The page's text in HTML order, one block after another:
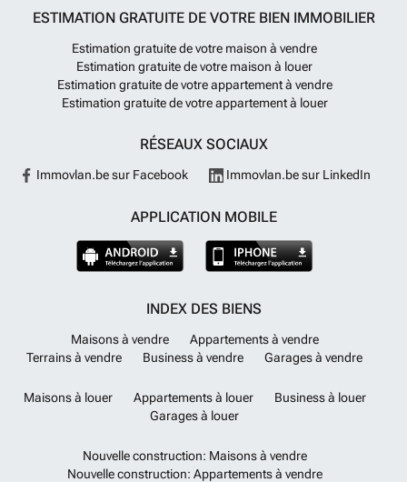
ESTIMATION GRATUITE DE VOTRE BIEN IMMOBILIER
Estimation gratuite de votre maison à vendre
Estimation gratuite de votre maison à louer
Estimation gratuite de votre appartement à vendre
Estimation gratuite de votre appartement à louer
RÉSEAUX SOCIAUX
Immovlan.be sur Facebook Immovlan.be sur LinkedIn
APPLICATION MOBILE
INDEX DES BIENS
Maisons à vendre
Appartements à vendre
Terrains à vendre
Business à vendre Garages à vendre
Maisons à louer Appartements à louer
Business à louer
Garages à louer
Nouvelle construction: Maisons à vendre
Nouvelle construction: Appartements à vendre